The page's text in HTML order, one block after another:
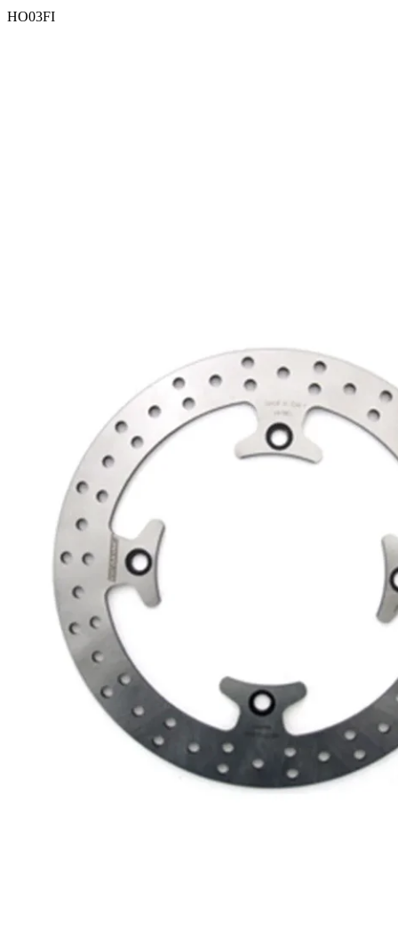
HO03FI